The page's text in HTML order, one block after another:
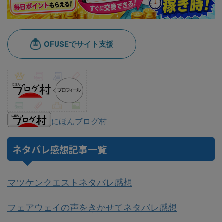
にほんブログ村
ネタバレ感想記事一覧
マツケンクエストネタバレ感想
フェアウェイの声をきかせてネタバレ感想